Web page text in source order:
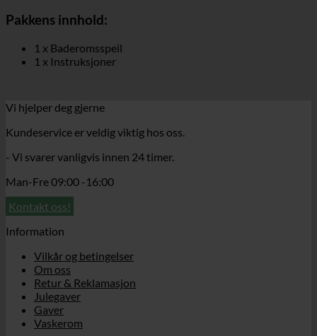
Pakkens innhold:
1 x Baderomsspeil
1 x Instruksjoner
Vi hjelper deg gjerne
Kundeservice er veldig viktig hos oss.
- Vi svarer vanligvis innen 24 timer.
Man-Fre 09:00 -16:00
Kontakt oss!
Information
Vilkår og betingelser
Om oss
Retur & Reklamasjon
Julegaver
Gaver
Vaskerom